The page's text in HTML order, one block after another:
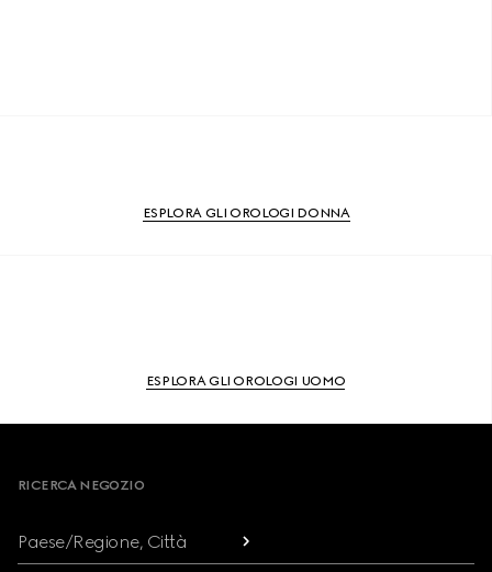
ESPLORA GLI OROLOGI DONNA
ESPLORA GLI OROLOGI UOMO
Footer
RICERCA NEGOZIO
Paese/Regione, Città